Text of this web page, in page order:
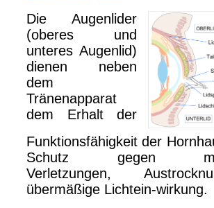
Die Augenlider
(oberes und
unteres Augenlid)
dienen neben
dem
Tränenapparat
dem Erhalt der
Funktionsfähigkeit der
Schutz gegen
Verletzungen,
übermäßige Lichtein-wirkung.